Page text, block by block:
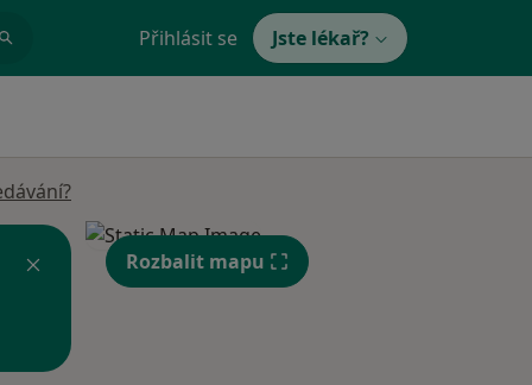
Přihlásit se Jste lékař?
Rozbalit mapu